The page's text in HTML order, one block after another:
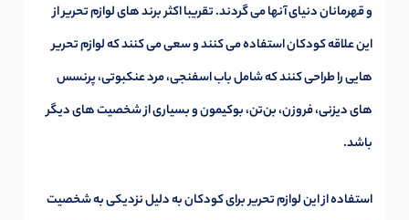
و قهرمانان دنیای آنها می گردند. تقریبا اکثر برند های لوازم تحریر از
این علاقه کودکان استفاده می کنند و سعی می کنند که لوازم تحریر
هایی را طراحی کنند که شامل باب اسفنجی، مرد عنکبوتی، پرنسس
های دیزنی، فروزن، بن‌تن، بوکیمون و بسیاری از شخصیت های دیگر
باشد.
استفاده از این لوازم تحریر برای کودکان به دلیل نزدیکی به شخصیت